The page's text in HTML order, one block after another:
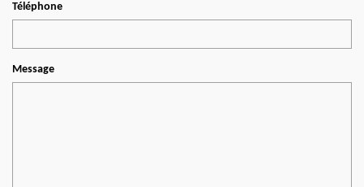
Téléphone
Message